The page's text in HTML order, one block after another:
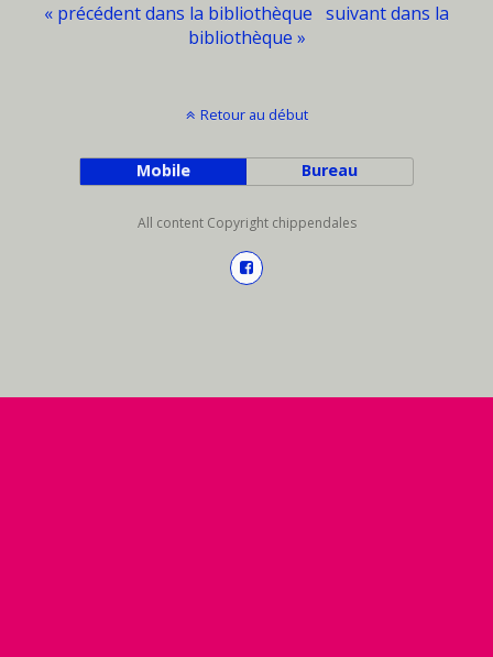
« précédent dans la bibliothèque suivant dans la
bibliothèque »
Retour au début
Mobile Bureau
All content Copyright chippendales